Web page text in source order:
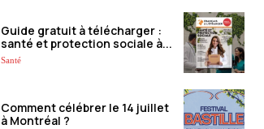
Guide gratuit à télécharger :
santé et protection sociale à...
Santé
Comment célébrer le 14 juillet
à Montréal ?